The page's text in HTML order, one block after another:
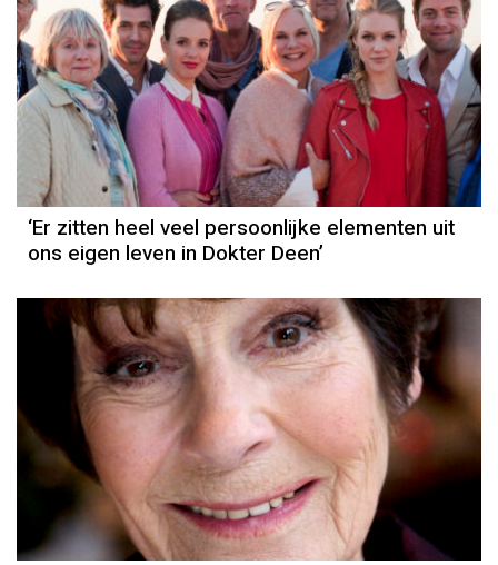
‘Er zitten heel veel persoonlijke elementen uit
ons eigen leven in Dokter Deen’